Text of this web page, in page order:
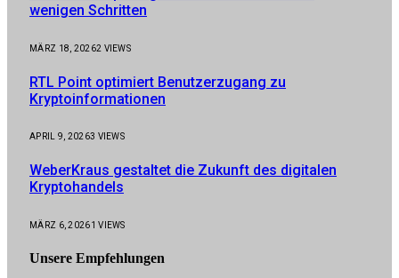
wenigen Schritten
MÄRZ 18, 20262 VIEWS
RTL Point optimiert Benutzerzugang zu
Kryptoinformationen
APRIL 9, 20263 VIEWS
WeberKraus gestaltet die Zukunft des digitalen
Kryptohandels
MÄRZ 6, 20261VIEWS
Unsere Empfehlungen